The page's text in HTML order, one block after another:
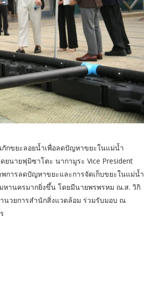
กขยะลอยน้ำเพื่อลดปัญหาขยะในแม่น้ำ
นายฟุมิซาโตะ นากามูระ Vice President
การลดปัญหาขยะและการจัดเก็บขยะในแม่น้ำ
หานครมากยิ่งขึ้น โดยมีนายพรพรหม ณ.ส. วิกิ
นวยการสำนักสิ่งแวดล้อม ร่วมรับมอบ ณ